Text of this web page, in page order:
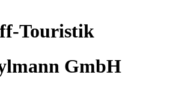
Touristik
GmbH